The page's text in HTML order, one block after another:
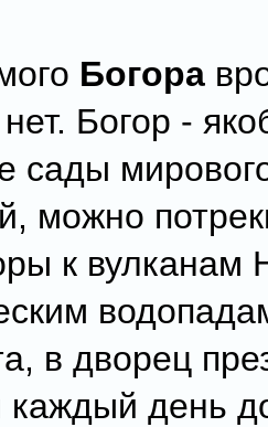
Богора
Богор -
сады
можно
к вулканам
в дворец
каждый день